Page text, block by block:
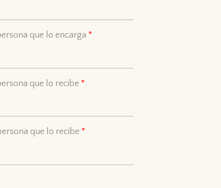
que lo encarga *
que lo recibe *
que lo recibe *